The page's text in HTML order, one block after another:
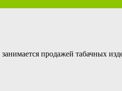
продажей табачных